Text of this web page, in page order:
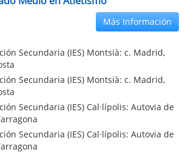
Más Información
Secundaria (IES) Montsià: c. Madrid,
Secundaria (IES) Montsià: c. Madrid,
Secundaria (IES) Cal·lípolis: Autovia de
Secundaria (IES) Cal·lípolis: Autovia de